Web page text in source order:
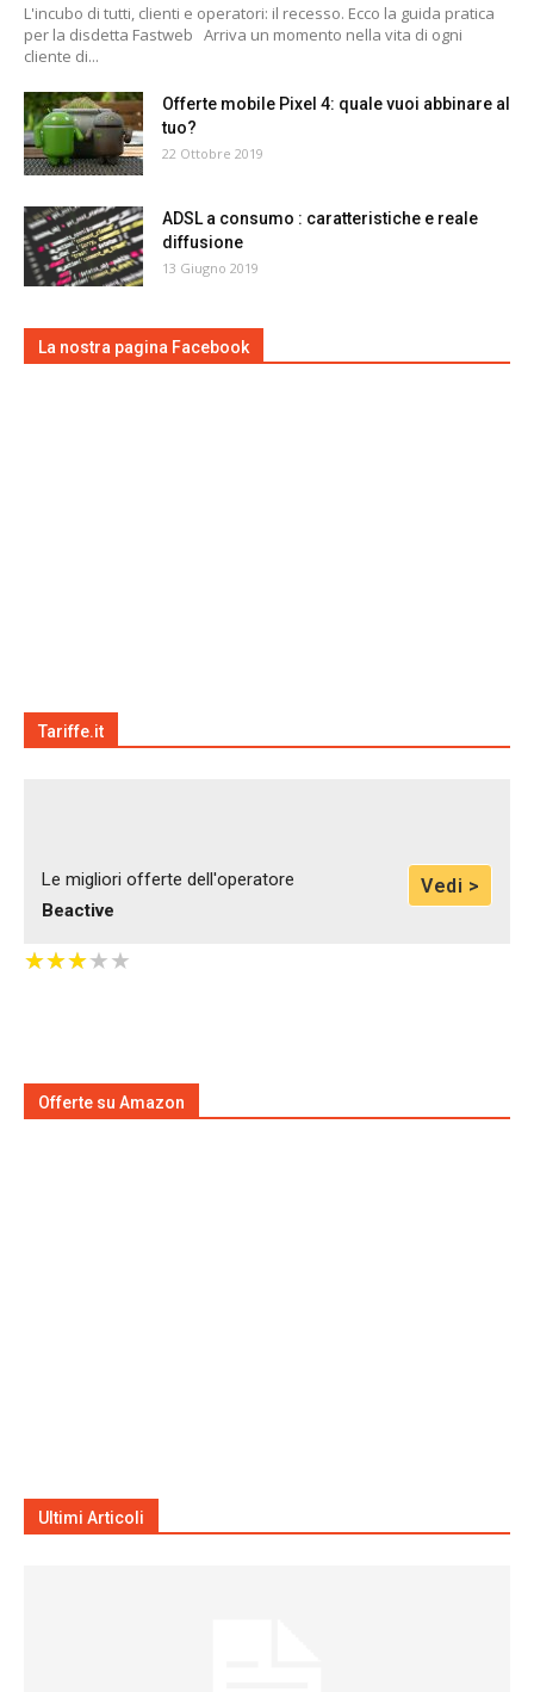
L'incubo di tutti, clienti e operatori: il recesso. Ecco la guida pratica
per la disdetta Fastweb Arriva un momento nella vita di ogni
cliente di...
Offerte mobile Pixel 4: quale vuoi abbinare al
tuo?
22 Ottobre 2019
ADSL a consumo : caratteristiche e reale
diffusione
13 Giugno 2019
La nostra pagina Facebook
Tariffe.it
Le migliori offerte dell'operatore
Beactive
Vedi >
★★★★★
★★★★★
Offerte su Amazon
Ultimi Articoli